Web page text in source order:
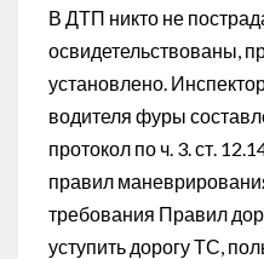
В ДТП никто не
освидетельствованы,
установлено.
водителя фуры
протокол по ч. 3. ст.
правил
требования Правил
уступить дорогу ТС,